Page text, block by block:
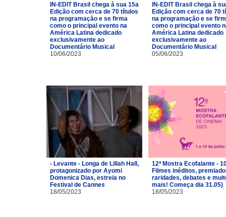
IN-EDIT Brasil chega à sua 15a
Edição com cerca de 70 títulos
na programação e se firma
como o principal evento na
América Latina dedicado
exclusivamente ao
Documentário Musical
10/06/2023
IN-EDIT Brasil chega à
Edição com cerca de 70
na programação e se
como o principal evento
América Latina dedicado
exclusivamente ao
Documentário Musical
05/06/2023
- Levante - Longa de Lillah Hall,
protagonizado por Ayomi
Domenica Dias, estreia no
Festival de Cannes
18/05/2023
12ª Mostra Ecofalante -
Filmes inéditos,
raridades, debates e
mais! Começa dia 31.05)
18/05/2023